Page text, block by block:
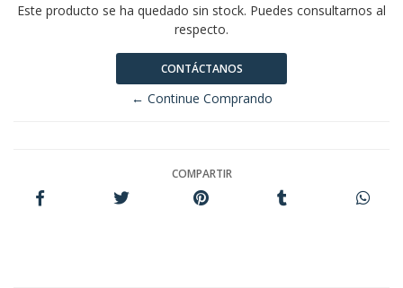
Este producto se ha quedado sin stock. Puedes consultarnos al
respecto.
CONTÁCTANOS
← Continue Comprando
COMPARTIR